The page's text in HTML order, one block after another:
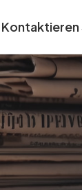
Kontaktieren